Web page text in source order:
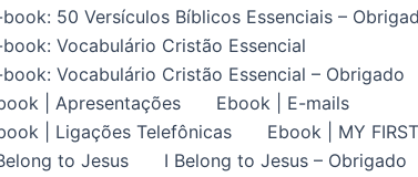
book: 50 Versículos Bíblicos Essenciais –
book: Vocabulário Cristão Essencial
book: Vocabulário Cristão Essencial – Obrigado
| Apresentações
Ebook | E-mails
| Ligações Telefônicas
Ebook | MY
to Jesus
I Belong to Jesus – Obrigado